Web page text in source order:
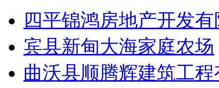
四平锦鸿房地产开发
宾县新甸大海家庭农场
曲沃县顺腾辉建筑工